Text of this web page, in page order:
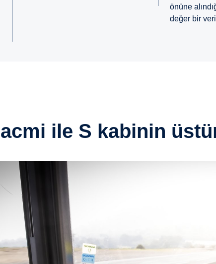
önüne
değer bir veri
ile S kabinin